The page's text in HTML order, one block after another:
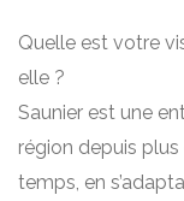
Quelle est votre
elle ?
Saunier est une
région depuis
temps, en